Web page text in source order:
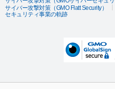
サイバー攻撃対策（GMO Flatt Security）
セキュリティ事業の軌跡